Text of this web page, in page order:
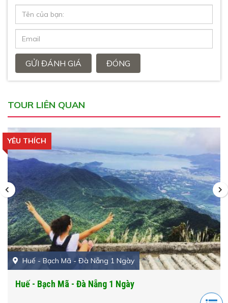
GỬI ĐÁNH GIÁ ĐÓNG
TOUR LIÊN QUAN
Huế - Bạch Mã - Đà Nẵng 1 Ngày
YÊU THÍCH
Huế - Bạch Mã - Đà Nẵng 1 Ngày